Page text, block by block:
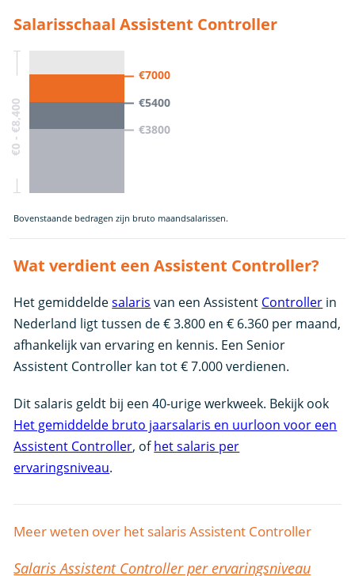
Salarisschaal Assistent Controller
€0 - €8,400
€7000
€5400
€3800
Bovenstaande bedragen zijn bruto maandsalarissen.
Wat verdient een Assistent Controller?
Het gemiddeldesalaris van een Assistent Controller in
Nederland ligt tussen de € 3.800 en € 6.360 per maand,
afhankelijk van ervaring en kennis. Een Senior
Assistent Controller kan tot € 7.000 verdienen.
Dit salaris geldt bij een 40-urige werkweek. Bekijk ook
Het gemiddelde bruto jaarsalaris en uurloon voor een
Assistent Controller, ofhet salaris per
ervaringsniveau.
Meer weten over het salaris Assistent Controller
Salaris Assistent Controller per ervaringsniveau